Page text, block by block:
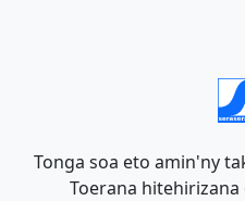
Tonga soa eto amin'ny
Toerana